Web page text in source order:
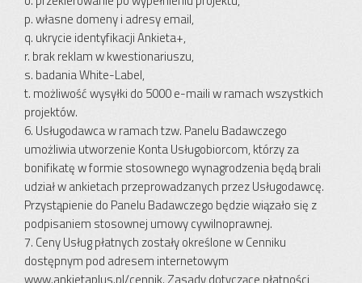
p. własne domeny i adresy email,
q. ukrycie identyfikacji Ankieta+,
r. brak reklam w kwestionariuszu,
s. badania White-Label,
t. możliwość wysyłki do 5000 e-maili w ramach wszystkich
projektów.
6. Usługodawca w ramach tzw. Panelu Badawczego
umożliwia utworzenie Konta Usługobiorcom, którzy za
bonifikatę w formie stosownego wynagrodzenia będą brali
udział w ankietach przeprowadzanych przez Usługodawcę.
Przystąpienie do Panelu Badawczego będzie wiązało się z
podpisaniem stosownej umowy cywilnoprawnej.
7. Ceny Usług płatnych zostały określone w Cenniku
dostępnym pod adresem internetowym